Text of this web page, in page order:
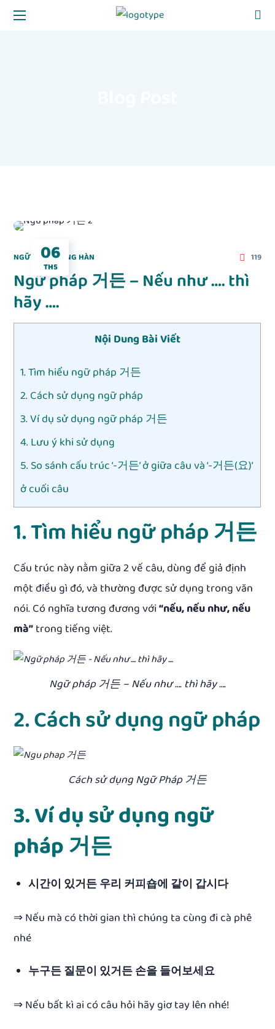
06
TH5
NGỮ PHÁP TIẾNG HÀN 119
Ngữ pháp 거든 – Nếu như …. thì
hãy ….
Nội Dung Bài Viết
1. Tìm hiểu ngữ pháp 거든
2. Cách sử dụng ngữ pháp
3. Ví dụ sử dụng ngữ pháp 거든
4. Lưu ý khi sử dụng
5. So sánh cấu trúc ‘-거든’ ở giữa câu và ‘-거든(요)’
ở cuối câu
1. Tìm hiểu ngữ pháp 거든
Cấu trúc nàynằm giữa 2 vế câu, dùng để giả định
một điều gì đó, và thường được sử dụng trong văn
nói.Có nghĩa tương đương với“nếu, nếu như, nếu
mà”trong tiếng việt.
Ngữ pháp 거든 – Nếu như …. thì hãy ….
2. Cách sử dụng ngữ pháp
Cách sử dụng Ngữ Pháp 거든
3. Ví dụ sử dụng ngữ
pháp 거든
시간이 있거든 우리 커피숍에 같이 갑시다
⇒ Nếu mà có thời gian thì chúng ta cùng đi cà phê
nhé
누구든 질문이 있거든손을 들어보세요
⇒ Nếu bất kì ai có câu hỏi hãy giơ tay lên nhé!